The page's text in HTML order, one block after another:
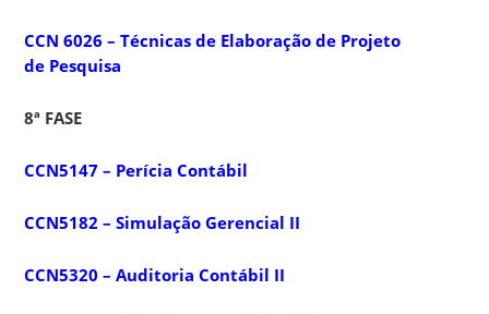
CCN 6026 – Técnicas de Elaboração de Projeto
de Pesquisa
8ª FASE
CCN5147 – Perícia Contábil
CCN5182 – Simulação Gerencial II
CCN5320 – Auditoria Contábil II